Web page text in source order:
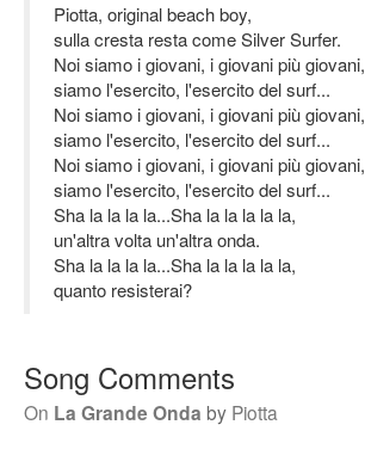
Piotta, original beach boy,
sulla cresta resta come Silver Surfer.
Noi siamo i giovani, i giovani più giovani,
siamo l'esercito, l'esercito del surf...
Noi siamo i giovani, i giovani più giovani,
siamo l'esercito, l'esercito del surf...
Noi siamo i giovani, i giovani più giovani,
siamo l'esercito, l'esercito del surf...
Sha la la la la...Sha la la la la la,
un'altra volta un'altra onda.
Sha la la la la...Sha la la la la la,
quanto resisterai?
Song Comments
On La Grande Onda by Piotta